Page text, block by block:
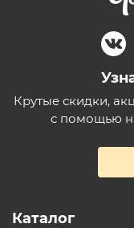
Крутые скидки,
с помощью
Каталог